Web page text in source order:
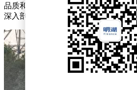
品质和财务状况产生重要影响。接下
深入剖析购车决策为何需要慎重对待。